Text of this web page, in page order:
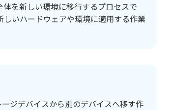
を新しい環境に移行するプロセスで
いハードウェアや環境に適用する作業
ジデバイスから別のデバイスへ移す作